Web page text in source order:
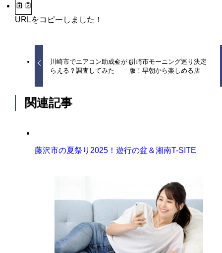
URLをコピーしました！
川崎市でエアコン助成金がも
らえる？調査してみた
川崎市モーニング巡り決定
版！早朝から楽しめる店
関連記事
藤沢市の夏祭り2025！遊行の盆＆湘南T-SITE